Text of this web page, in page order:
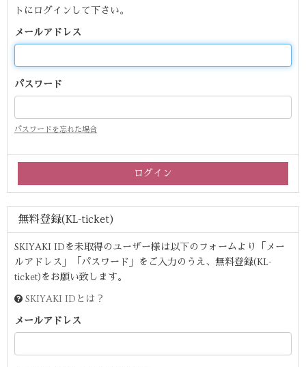
トにログインして下さい。
メールアドレス
パスワード
パスワードを忘れた場合
無料登録(KL-ticket)
SKIYAKI IDを未取得のユーザー様は以下のフォームより「メー
ルアドレス」「パスワード」をご入力のうえ、無料登録(KL-
ticket)をお願い致します。
SKIYAKI IDとは？
メールアドレス